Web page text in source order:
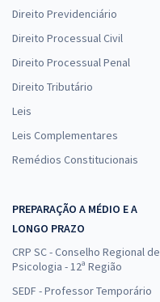
Direito Previdenciário
Direito Processual Civil
Direito Processual Penal
Direito Tributário
Leis
Leis Complementares
Remédios Constitucionais
PREPARAÇÃO A MÉDIO E A
LONGO PRAZO
CRP SC - Conselho Regional de
Psicologia - 12ª Região
SEDF - Professor Temporário